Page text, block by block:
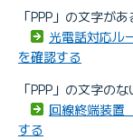
「PPP」の文字が
光電話対応ル
を確認する
「PPP」の文字の
回線終端装置
する